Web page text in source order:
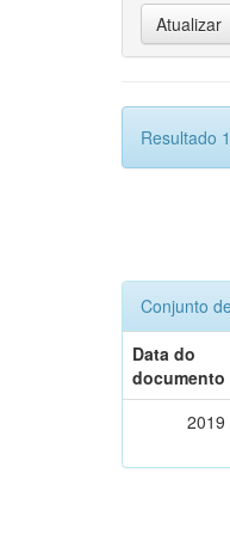
Resultado
Conjunto
Data do
documento
2019